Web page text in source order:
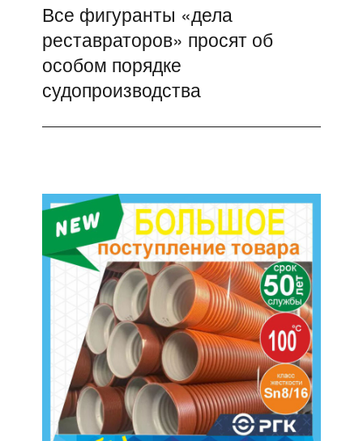
Следующая
запись:
Все фигуранты «дела
реставраторов» просят об
особом порядке
судопроизводства